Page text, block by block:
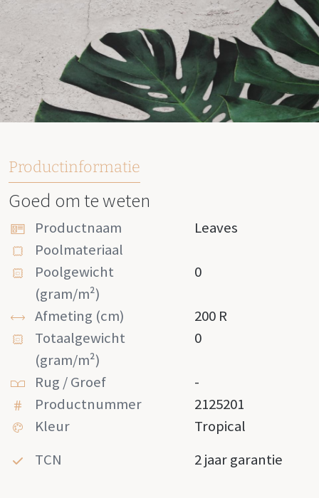
Productinformatie
Goed om te weten
Productnaam
Leaves
Poolmateriaal
Poolgewicht
(gram/m²)
0
Afmeting (cm)
200 R
Totaalgewicht
(gram/m²)
0
Rug / Groef
-
Productnummer
2125201
Kleur
Tropical
TCN
2 jaar garantie